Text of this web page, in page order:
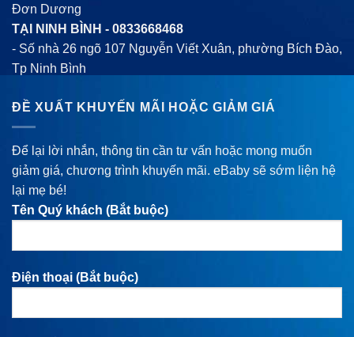
Đơn Dương
TẠI NINH BÌNH - 0833668468
- Số nhà 26 ngõ 107 Nguyễn Viết Xuân, phường Bích Đào,
Tp Ninh Bình
ĐỀ XUẤT KHUYẾN MÃI HOẶC GIẢM GIÁ
Để lại lời nhắn, thông tin cần tư vấn hoặc mong muốn
giảm giá, chương trình khuyến mãi. eBaby sẽ sớm liện hệ
lại mẹ bé!
Tên Quý khách (Bắt buộc)
Điện thoại (Bắt buộc)